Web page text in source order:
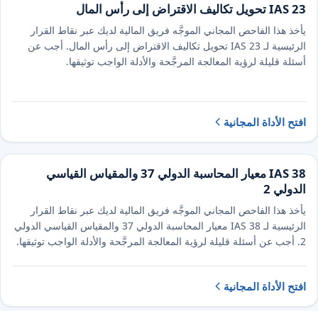
IAS 23 تحويل تكاليف الاقتراض إلى رأس المال
يأخذ هذا الفاحص المجاني الموجَّه فريق المالية لديك عبر نقاط القرار
الرئيسية لـ IAS 23 تحويل تكاليف الاقتراض إلى رأس المال. أجب عن
أسئلة قليلة لرؤية المعالجة المرجَّحة والأدلة الواجب توثيقها.
افتح الأداة المجانية
IAS 38 معيار المحاسبة الدولي 37 والمقياس القياسي
الدولي 2
يأخذ هذا الفاحص المجاني الموجَّه فريق المالية لديك عبر نقاط القرار
الرئيسية لـ IAS 38 معيار المحاسبة الدولي 37 والمقياس القياسي الدولي
2. أجب عن أسئلة قليلة لرؤية المعالجة المرجَّحة والأدلة الواجب توثيقها.
افتح الأداة المجانية